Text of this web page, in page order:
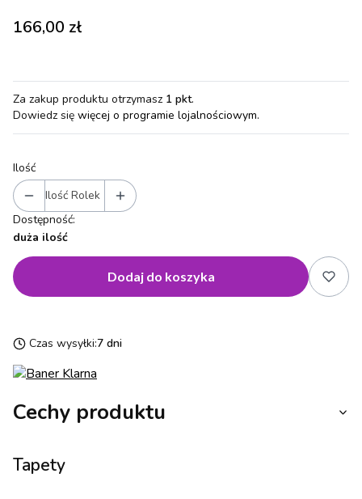
Cena
166,00 zł
Za zakup produktu otrzymasz 1 pkt.
Dowiedz się więcej o programie lojalnościowym.
Ilość
Ilość Rolek
Dostępność:
duża ilość
Dodaj do koszyka
Czas wysyłki:7 dni
Cechy produktu
Tapety